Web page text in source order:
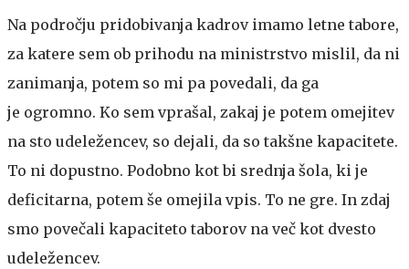
Na področju pridobivanja kadrov imamo letne tabore,
za katere sem ob prihodu na ministrstvo mislil, da ni
zanimanja, potem so mi pa povedali, da ga
je ogromno. Ko sem vprašal, zakaj je potem omejitev
na sto udeležencev, so dejali, da so takšne kapacitete.
To ni dopustno. Podobno kot bi srednja šola, ki je
deficitarna, potem še omejila vpis. To ne gre. In zdaj
smo povečali kapaciteto taborov na več kot dvesto
udeležencev.